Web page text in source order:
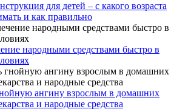
для детей – с какого возраста
и как правильно
народными средствами быстро в
ангину взрослым в домашних
и народные средства